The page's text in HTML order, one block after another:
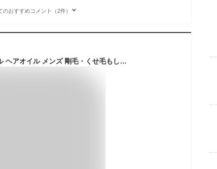
のおすすめコメント（2件）
碧(ao) モイストオイル ヘアオイル メンズ 剛毛・くせ毛もしっとりまとまる 金木犀のいい匂い 50ml